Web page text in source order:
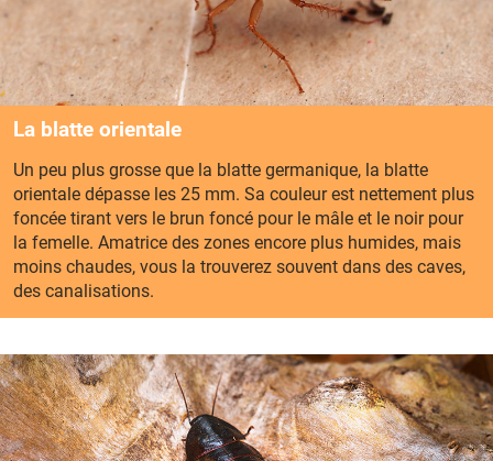
La blatte orientale
Un peu plus grosse que la blatte germanique, la blatte
orientale dépasse les 25 mm. Sa couleur est nettement plus
foncée tirant vers le brun foncé pour le mâle et le noir pour
la femelle. Amatrice des zones encore plus humides, mais
moins chaudes, vous la trouverez souvent dans des caves,
des canalisations.